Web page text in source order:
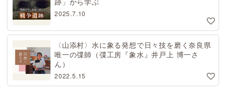
2025.7.10
〈山添村〉水に象る発想で日々技を磨く奈良県
唯一の弽師（弽工房『象水』井戸上 博一さ
ん）
2022.5.15